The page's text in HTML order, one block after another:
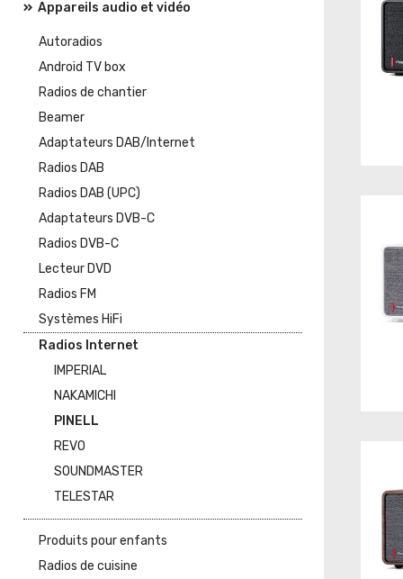
Appareils audio et vidéo
Autoradios
Android TV box
Radios de chantier
Beamer
Adaptateurs DAB/Internet
Radios DAB
Radios DAB (UPC)
Adaptateurs DVB-C
Radios DVB-C
Lecteur DVD
Radios FM
Systèmes HiFi
Radios Internet
IMPERIAL
NAKAMICHI
PINELL
REVO
SOUNDMASTER
TELESTAR
Produits pour enfants
Radios de cuisine